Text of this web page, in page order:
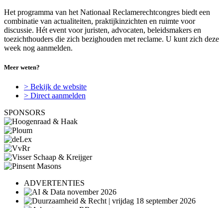
Het programma van het Nationaal Reclamerechtcongres biedt een
combinatie van actualiteiten, praktijkinzichten en ruimte voor
discussie. Hét event voor juristen, advocaten, beleidsmakers en
toezichthouders die zich bezighouden met reclame. U kunt zich deze
week nog aanmelden.
Meer weten?
> Bekijk de website
> Direct aanmelden
SPONSORS
ADVERTENTIES